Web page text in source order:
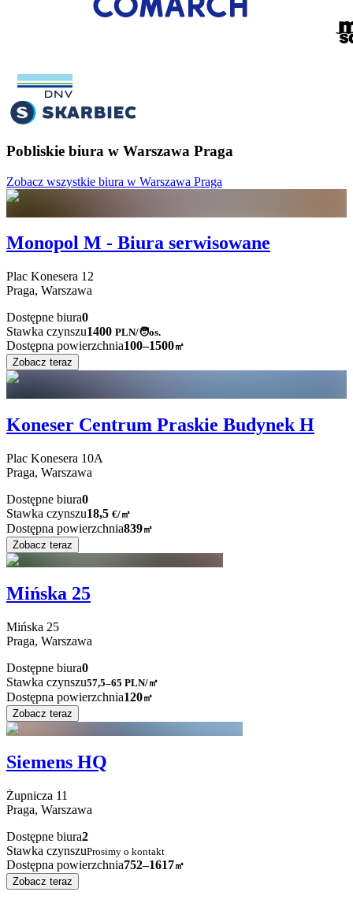
Pobliskie biura w Warszawa Praga
Zobacz wszystkie biura w Warszawa Praga
Monopol M - Biura serwisowane
Plac Konesera 12
Praga, Warszawa
Dostępne biura0
Stawka czynszu1400 PLN/🧑os.
Dostępna powierzchnia100–1500㎡
Zobacz teraz
Koneser Centrum Praskie Budynek H
Plac Konesera 10A
Praga, Warszawa
Dostępne biura0
Stawka czynszu18,5 €/㎡
Dostępna powierzchnia839㎡
Zobacz teraz
Mińska 25
Mińska 25
Praga, Warszawa
Dostępne biura0
Stawka czynszu57,5–65 PLN/㎡
Dostępna powierzchnia120㎡
Zobacz teraz
Siemens HQ
Żupnicza 11
Praga, Warszawa
Dostępne biura2
Stawka czynszuProsimy o kontakt
Dostępna powierzchnia752–1617㎡
Zobacz teraz